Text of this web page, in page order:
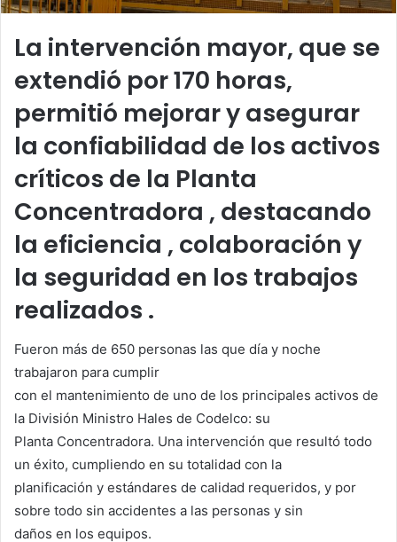
La intervención mayor, que se
extendió por 170 horas,
permitió mejorar y asegurar
la confiabilidad de los activos
críticos de la Planta
Concentradora , destacando
la eficiencia , colaboración y
la seguridad en los trabajos
realizados .
Fueron más de 650 personas las que día y noche
trabajaron para cumplir
con el mantenimiento de uno de los principales activos de
la División Ministro Hales de Codelco: su
Planta Concentradora. Una intervención que resultó todo
un éxito, cumpliendo en su totalidad con la
planificación y estándares de calidad requeridos, y por
sobre todo sin accidentes a las personas y sin
daños en los equipos.